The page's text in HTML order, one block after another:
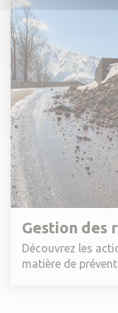
Gestion des
Découvrez les
matière de